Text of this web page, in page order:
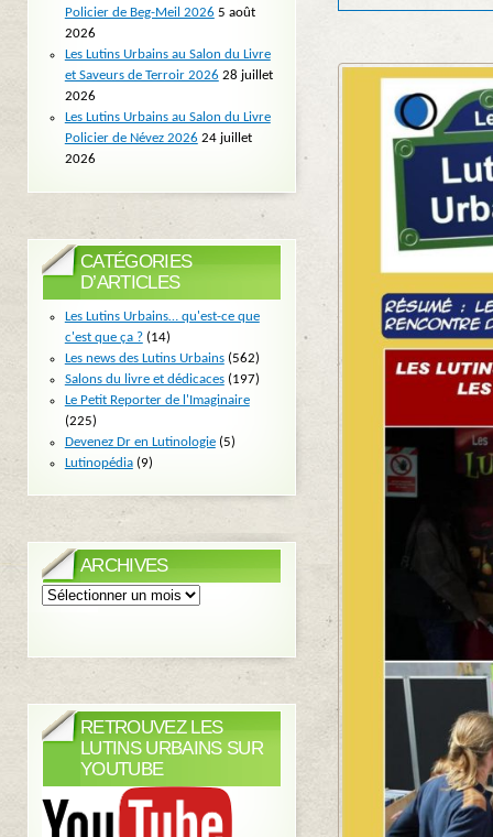
Policier de Beg-Meil 2026 5 août
2026
Les Lutins Urbains au Salon du Livre
et Saveurs de Terroir 2026 28 juillet
2026
Les Lutins Urbains au Salon du Livre
Policier de Névez 2026 24 juillet
2026
CATÉGORIES
D’ARTICLES
Les Lutins Urbains… qu'est-ce que
c'est que ça ?(14)
Les news des Lutins Urbains(562)
Salons du livre et dédicaces(197)
Le Petit Reporter de l'Imaginaire
(225)
Devenez Dr en Lutinologie(5)
Lutinopédia(9)
ARCHIVES
Archives
RETROUVEZ LES
LUTINS URBAINS SUR
YOUTUBE